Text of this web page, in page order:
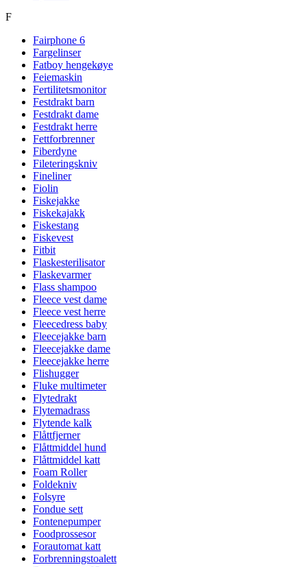
F
Fairphone 6
Fargelinser
Fatboy hengekøye
Feiemaskin
Fertilitetsmonitor
Festdrakt barn
Festdrakt dame
Festdrakt herre
Fettforbrenner
Fiberdyne
Fileteringskniv
Fineliner
Fiolin
Fiskejakke
Fiskekajakk
Fiskestang
Fiskevest
Fitbit
Flaskesterilisator
Flaskevarmer
Flass shampoo
Fleece vest dame
Fleece vest herre
Fleecedress baby
Fleecejakke barn
Fleecejakke dame
Fleecejakke herre
Flishugger
Fluke multimeter
Flytedrakt
Flytemadrass
Flytende kalk
Flåttfjerner
Flåttmiddel hund
Flåttmiddel katt
Foam Roller
Foldekniv
Folsyre
Fondue sett
Fontenepumper
Foodprossesor
Forautomat katt
Forbrenningstoalett